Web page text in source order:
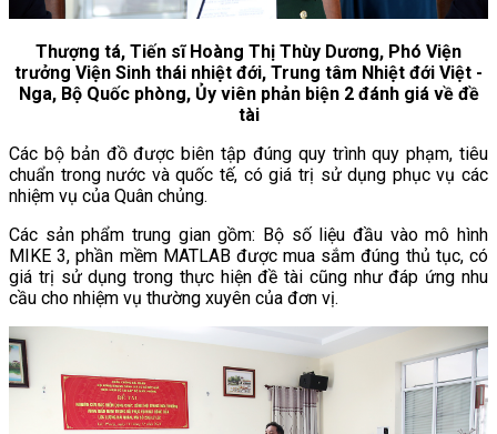
Thượng tá, Tiến sĩ Hoàng Thị Thùy Dương, Phó Viện
trưởng Viện Sinh thái nhiệt đới, Trung tâm Nhiệt đới Việt -
Nga, Bộ Quốc phòng, Ủy viên phản biện 2 đánh giá về đề
tài
Các bộ bản đồ được biên tập đúng quy trình quy phạm, tiêu
chuẩn trong nước và quốc tế, có giá trị sử dụng phục vụ các
nhiệm vụ của Quân chủng.
Các sản phẩm trung gian gồm: Bộ số liệu đầu vào mô hình
MIKE 3, phần mềm MATLAB được mua sắm đúng thủ tục, có
giá trị sử dụng trong thực hiện đề tài cũng như đáp ứng nhu
cầu cho nhiệm vụ thường xuyên của đơn vị.